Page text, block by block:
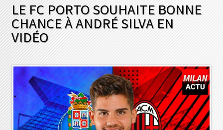
LE FC PORTO SOUHAITE BONNE
CHANCE À ANDRÉ SILVA EN
VIDÉO